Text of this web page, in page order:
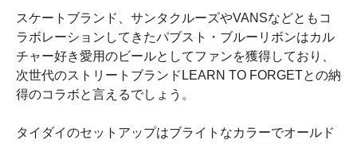
スケートブランド、サンタクルーズやVANSなどともコ
ラボレーションしてきたパブスト・ブルーリボンはカル
チャー好き愛用のビールとしてファンを獲得しており、
次世代のストリートブランドLEARN TO FORGETとの納
得のコラボと言えるでしょう。
タイダイのセットアップはブライトなカラーでオールド